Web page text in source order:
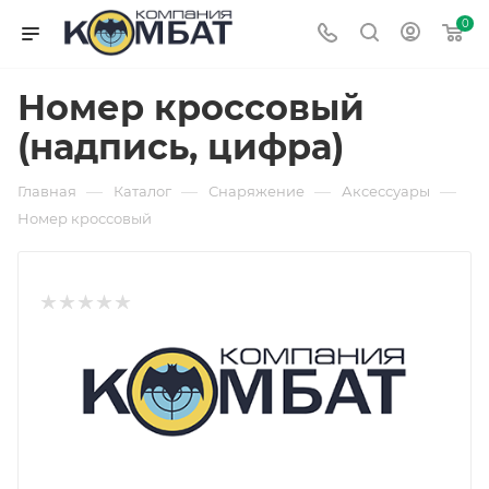
0
Номер кроссовый
(надпись, цифра)
Главная — Каталог — Снаряжение — Аксессуары —
Номер кроссовый